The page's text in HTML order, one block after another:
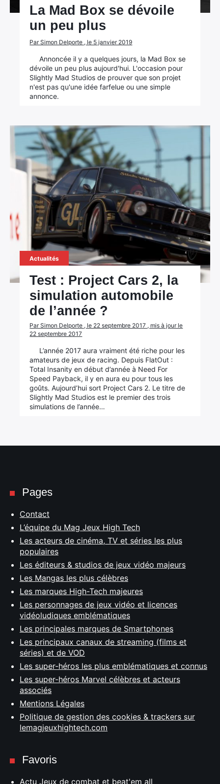
La Mad Box se dévoile
un peu plus
Par Simon Delporte , le 5 janvier 2019
Annoncée il y a quelques jours, la Mad Box se
dévoile un peu plus aujourd'hui. L'occasion pour
Slightly Mad Studios de prouver que son projet
n'est pas qu'une idée farfelue ou une simple
annonce.
Actualités
Test : Project Cars 2, la
simulation automobile
de l’année ?
Par Simon Delporte , le 22 septembre 2017 , mis à jour le
22 septembre 2017
L’année 2017 aura vraiment été riche pour les
amateurs de jeux de racing. Depuis FlatOut :
Total Insanity en début d’année à Need For
Speed Payback, il y en aura eu pour tous les
goûts. Aujourd’hui sort Project Cars 2. Le titre de
Slightly Mad Studios est le premier des trois
simulations de l’année…
Pages
Contact
L’équipe du Mag Jeux High Tech
Les acteurs de cinéma, TV et séries les plus
populaires
Les éditeurs & studios de jeux vidéo majeurs
Les Mangas les plus célèbres
Les marques High-Tech majeures
Les personnages de jeux vidéo et licences
vidéoludiques emblématiques
Les principales marques de Smartphones
Les principaux canaux de streaming (films et
séries) et de VOD
Les super-héros les plus emblématiques et connus
Les super-héros Marvel célèbres et acteurs
associés
Mentions Légales
Politique de gestion des cookies & trackers sur
lemagjeuxhightech.com
Favoris
Actu Jeux de combat et beat'em all